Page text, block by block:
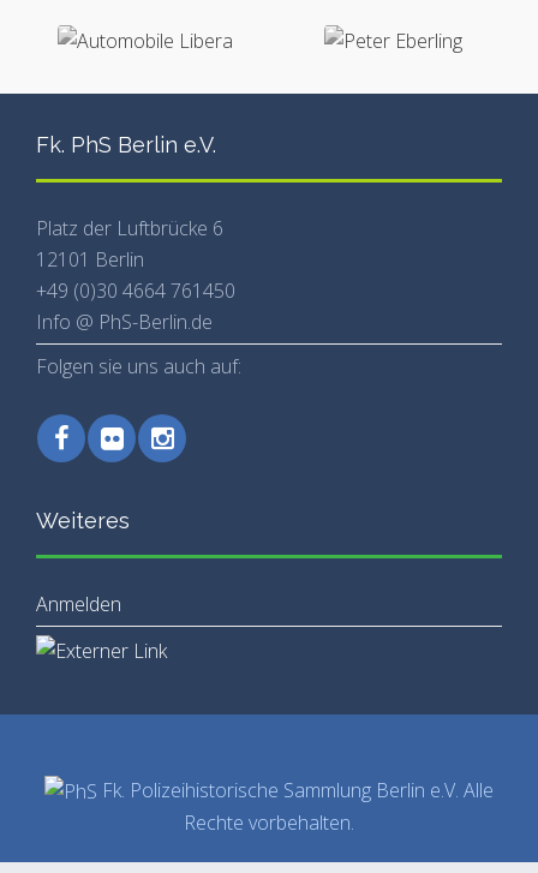
Fk. PhS Berlin e.V.
Platz der Luftbrücke 6
12101 Berlin
+49 (0)30 4664 761450
Info @ PhS-Berlin.de
Folgen sie uns auch auf:
Weiteres
Anmelden
Fk. Polizeihistorische Sammlung Berlin e.V. Alle
Rechte vorbehalten.